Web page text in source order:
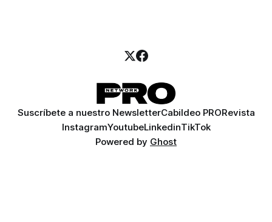
Suscríbete a nuestro NewsletterCabildeo PRORevista
InstagramYoutubeLinkedinTikTok
Powered by Ghost